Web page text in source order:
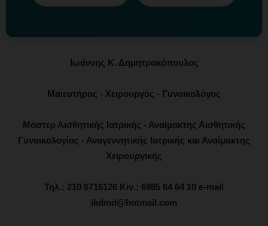
Ιωάννης Κ. Δημητρακόπουλος
Μαιευτήρας - Χειρουργός - Γυναικολόγος
Μάστερ Αισθητικής Ιατρικής - Αναίμακτης Αισθητικής
Γυναικολογίας - Αναγεννητικής Ιατρικής και Αναίμακτης
Χειρουργικής
Τηλ.: 210 6716126 Κιν.: 6985 64 64 10 e-mail
ikdmd@hotmail.com